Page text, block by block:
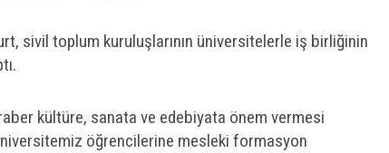
sivil toplum kuruluşlarının üniversitelerle iş birliğinin
kültüre, sanata ve edebiyata önem vermesi
öğrencilerine mesleki formasyon